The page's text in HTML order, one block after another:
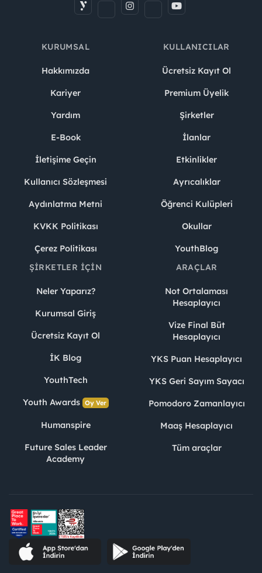
KURUMSAL
Hakkımızda
Kariyer
Yardım
E-Book
İletişime Geçin
Kullanıcı Sözleşmesi
Aydınlatma Metni
KVKK Politikası
Çerez Politikası
KULLANICILAR
Ücretsiz Kayıt Ol
Premium Üyelik
Şirketler
İlanlar
Etkinlikler
Ayrıcalıklar
Öğrenci Kulüpleri
Okullar
YouthBlog
ŞIRKETLER İÇIN
Neler Yaparız?
Kurumsal Giriş
Ücretsiz Kayıt Ol
İK Blog
YouthTech
Youth Awards Oy Ver
Humanspire
Future Sales Leader
Academy
ARAÇLAR
Not Ortalaması
Hesaplayıcı
Vize Final Büt
Hesaplayıcı
YKS Puan Hesaplayıcı
YKS Geri Sayım Sayacı
Pomodoro Zamanlayıcı
Maaş Hesaplayıcı
Tüm araçlar